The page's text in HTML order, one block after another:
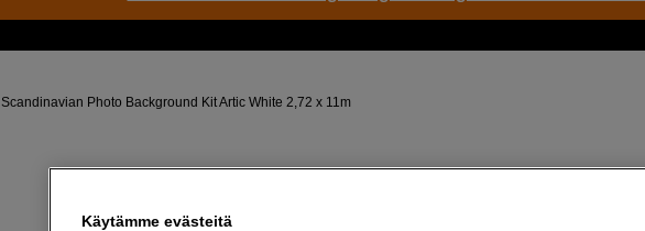
Scandinavian Photo Background Kit Artic White 2,72 x 11m
Artikkeli: 1051144
Käytämme evästeitä